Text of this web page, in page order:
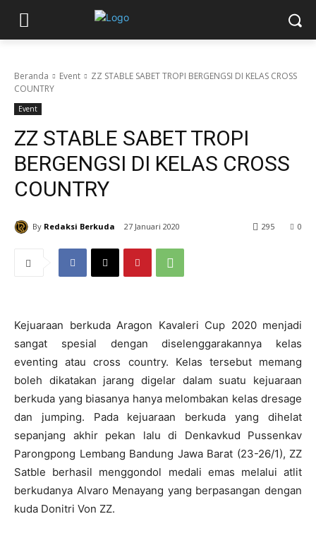
Beranda Event
ZZ STABLE SABET TROPI BERGENGSI DI KELAS CROSS
COUNTRY
Event
ZZ STABLE SABET TROPI
BERGENGSI DI KELAS CROSS
COUNTRY
By Redaksi Berkuda 27 Januari 2020 0
295
Kejuaraan berkuda Aragon Kavaleri Cup 2020 menjadi
sangat spesial dengan diselenggarakannya kelas
eventing atau cross country. Kelas tersebut memang
boleh dikatakan jarang digelar dalam suatu kejuaraan
berkuda yang biasanya hanya melombakan kelas dresage
dan jumping. Pada kejuaraan berkuda yang dihelat
sepanjang akhir pekan lalu di Denkavkud Pussenkav
Parongpong Lembang Bandung Jawa Barat (23-26/1), ZZ
Satble berhasil menggondol medali emas melalui atlit
berkudanya Alvaro Menayang yang berpasangan dengan
kuda Donitri Von ZZ.